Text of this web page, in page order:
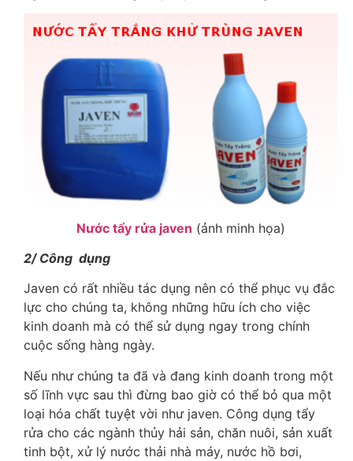
Nước tẩy rửa javen (ảnh minh họa)
2/ Công dụng
Javen có rất nhiều tác dụng nên có thể phục vụ đắc
lực cho chúng ta, không những hữu ích cho việc
kinh doanh mà có thể sử dụng ngay trong chính
cuộc sống hàng ngày.
Nếu như chúng ta đã và đang kinh doanh trong một
số lĩnh vực sau thì đừng bao giờ có thể bỏ qua một
loại hóa chất tuyệt vời như javen. Công dụng tẩy
rửa cho các ngành thủy hải sản, chăn nuôi, sản xuất
tinh bột, xử lý nước thải nhà máy, nước hồ bơi,